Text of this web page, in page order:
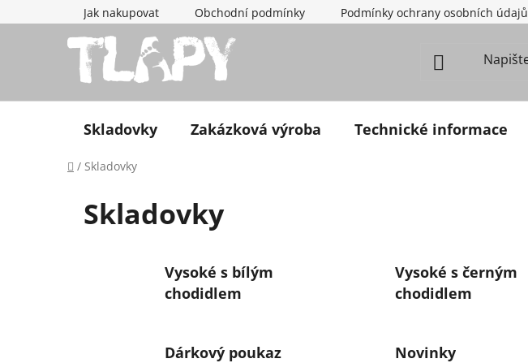
Přejít na obsahJak nakupovat Obchodní podmínky Podmínky ochrany osobních údajů
Skladovky Zakázková výroba Technické informace
Domů
/ Skladovky
Skladovky
Vysoké s bílým
chodidlem
Vysoké s černým
chodidlem
Dárkový poukaz Novinky